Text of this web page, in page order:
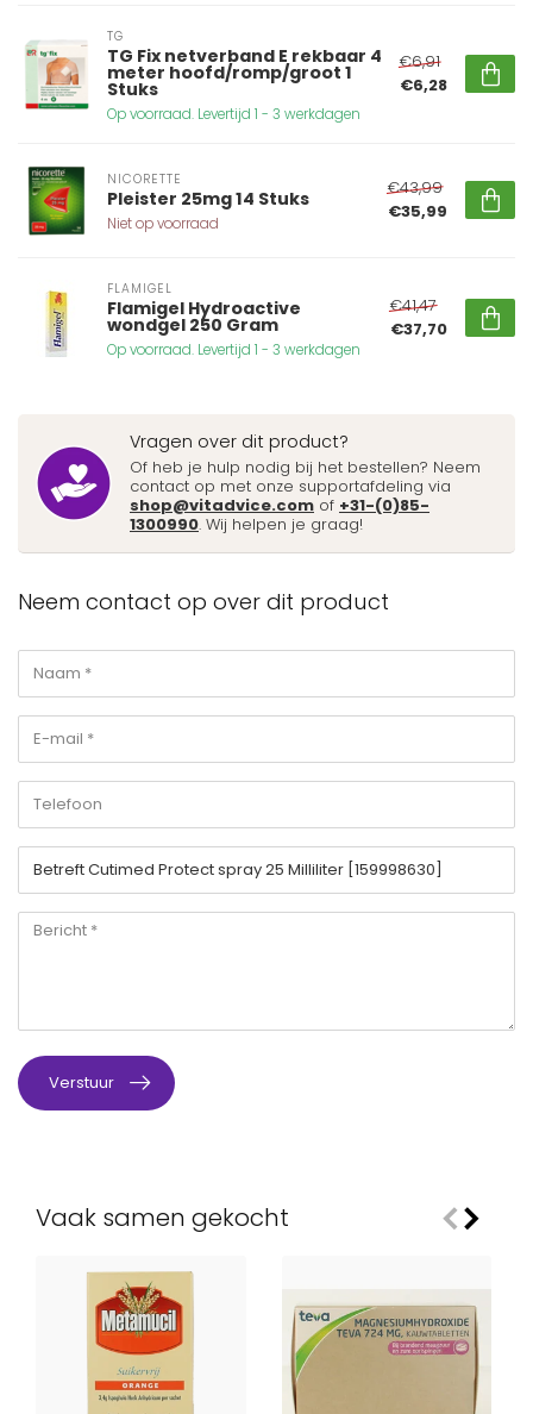
TG
TG Fix netverband E rekbaar 4
meter hoofd/romp/groot 1
Stuks
Op voorraad. Levertijd 1 - 3 werkdagen
€6,91
€6,28
NICORETTE
Pleister 25mg 14 Stuks
Niet op voorraad
€43,99
€35,99
FLAMIGEL
Flamigel Hydroactive
wondgel 250 Gram
Op voorraad. Levertijd 1 - 3 werkdagen
€41,47
€37,70
Vragen over dit product?
Of heb je hulp nodig bij het bestellen? Neem
contact op met onze supportafdeling via
shop@vitadvice.com of +31-(0)85-
1300990. Wij helpen je graag!
Neem contact op over dit product
Verstuur
Vaak samen gekocht